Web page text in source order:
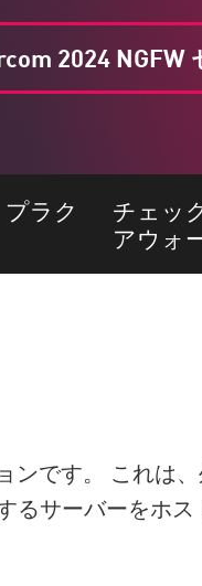
2024
ラク
チェッ
アウォ
です。 これは
るサーバーをホ